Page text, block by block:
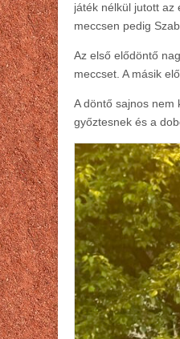
játék nélkül jutott az
meccsen pedig
Az első elődöntő
meccset. A másik
A döntő sajnos nem
győztesnek és a